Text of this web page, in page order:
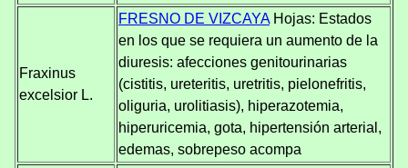
Fraxinus
excelsior L.
FRESNO DE VIZCAYAHojas: Estados
en los que se requiera un aumento de la
diuresis: afecciones genitourinarias
(cistitis, ureteritis, uretritis, pielonefritis,
oliguria, urolitiasis), hiperazotemia,
hiperuricemia, gota, hipertensión arterial,
edemas, sobrepeso acompa